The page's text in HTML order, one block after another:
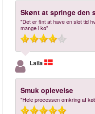
Skønt at springe den
"Det er fint at have en slot tid
mange i kø"
Laila
Smuk oplevelse
"Hele processen omkring at